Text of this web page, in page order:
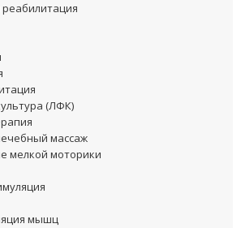
(ЛФК)
массаж
мелкой моторики
мышц